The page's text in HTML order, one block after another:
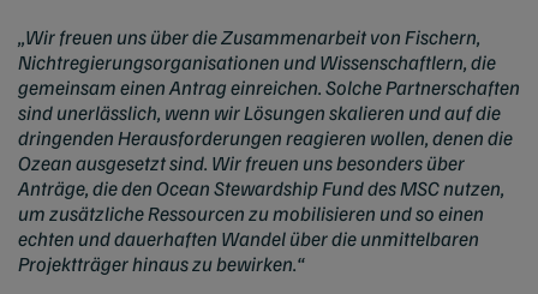
„Wir freuen uns über die Zusammenarbeit von Fischern,
Nichtregierungsorganisationen und Wissenschaftlern, die
gemeinsam einen Antrag einreichen. Solche Partnerschaften
sind unerlässlich, wenn wir Lösungen skalieren und auf die
dringenden Herausforderungen reagieren wollen, denen die
Ozean ausgesetzt sind. Wir freuen uns besonders über
Anträge, die den Ocean Stewardship Fund des MSC nutzen,
um zusätzliche Ressourcen zu mobilisieren und so einen
echten und dauerhaften Wandel über die unmittelbaren
Projektträger hinaus zu bewirken.“